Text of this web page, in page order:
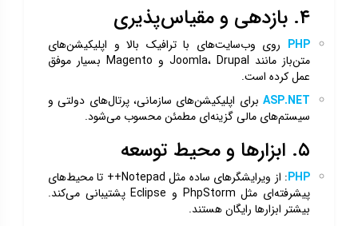
۴. بازدهی و مقیاس‌پذیری
PHP روی وب‌سایت‌های با ترافیک بالا و اپلیکیشن‌های
متن‌باز مانند Joomla، Drupal و Magento بسیار موفق
عمل کرده است.
ASP.NET برای اپلیکیشن‌های سازمانی، پرتال‌های دولتی و
سیستم‌های مالی گزینه‌ای مطمئن محسوب می‌شود.
۵. ابزارها و محیط توسعه
PHP
: از ویرایشگرهای ساده مثل Notepad++ تا محیط‌های
پیشرفته‌ای مثل PhpStorm و Eclipse پشتیبانی می‌کند.
بیشتر ابزارها رایگان هستند.